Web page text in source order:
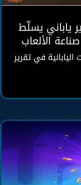
ياباني يسلّط
الألعاب
في تقرير